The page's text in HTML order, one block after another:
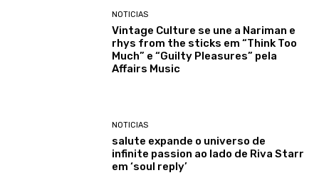
NOTICIAS
Vintage Culture se une a Nariman e
rhys from the sticks em “Think Too
Much” e “Guilty Pleasures” pela
Affairs Music
NOTICIAS
salute expande o universo de
infinite passion ao lado de Riva Starr
em ‘soul reply’